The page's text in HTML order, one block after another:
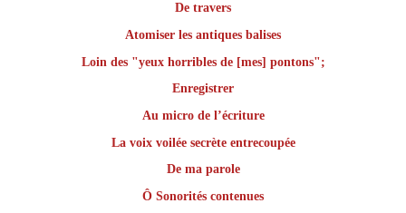
De travers
Atomiser les antiques balises
Loin des "yeux horribles de [mes] pontons"​;
Enregistrer
Au micro de l’écriture
La voix voilée secrète entrecoupée
De ma parole
Ô Sonorités contenues